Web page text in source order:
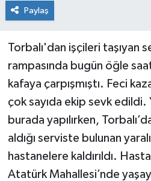
Paylaş
Torbalı'dan işçileri taşıyan
rampasında bugün öğle
kafaya çarpışmıştı. Feci
çok sayıda ekip sevk edildi.
burada yapılırken,
aldığı serviste bulunan
hastanelere kaldırıldı.
Atatürk Mahallesi’nde